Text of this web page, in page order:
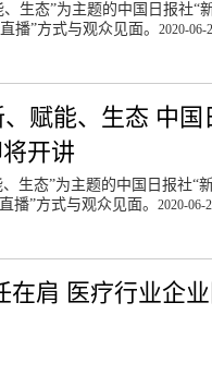
生态”为主题的中国日报社“
播”方式与观众见面。 2020-06-
赋能、生态 中国
开讲
生态”为主题的中国日报社“
播”方式与观众见面。2020-06-
在肩 医疗行业企